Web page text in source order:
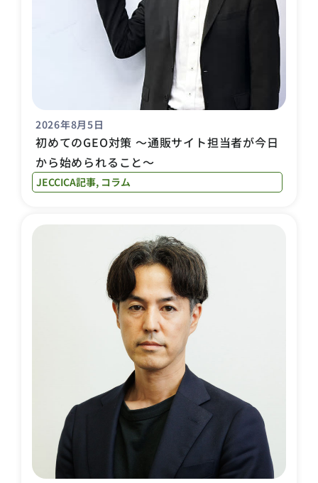
2026年8月5日
初めてのGEO対策 〜通販サイト担当者が今日
から始められること〜
JECCICA記事, コラム